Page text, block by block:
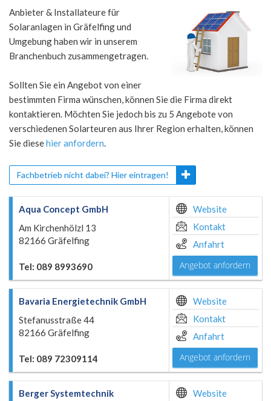
Anbieter & Installateure für
Solaranlagen in Gräfelfing und
Umgebung haben wir in unserem
Branchenbuch zusammengetragen.
Sollten Sie ein Angebot von einer
bestimmten Firma wünschen, können Sie die Firma direkt
kontaktieren. Möchten Sie jedoch bis zu 5 Angebote von
verschiedenen Solarteuren aus Ihrer Region erhalten, können
Sie diesehier anfordern.
Fachbetrieb nicht dabei? Hier eintragen!
Aqua Concept GmbH
Am Kirchenhölzl 13
82166 Gräfelfing
Tel: 089 8993690
Website
Kontakt
Anfahrt
Angebot anfordern
Bavaria Energietechnik GmbH
Stefanusstraße 44
82166 Gräfelfing
Tel: 089 72309114
Website
Kontakt
Anfahrt
Angebot anfordern
Berger Systemtechnik Website